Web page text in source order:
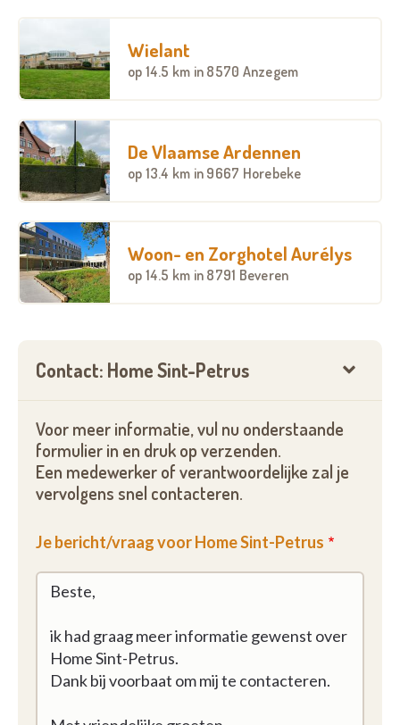
Wielant
op 14.5 km in 8570 Anzegem
De Vlaamse Ardennen
op 13.4 km in 9667 Horebeke
Woon- en Zorghotel Aurélys
op 14.5 km in 8791 Beveren
Contact: Home Sint-Petrus
Voor meer informatie, vul nu onderstaande
formulier in en druk op verzenden.
Een medewerker of verantwoordelijke zal je
vervolgens snel contacteren.
Je bericht/vraag voor Home Sint-Petrus